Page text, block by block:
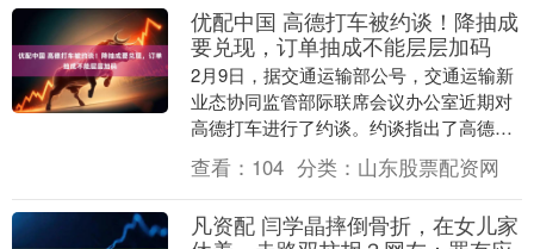
优配中国 高德打车被约谈！降抽成
要兑现，订单抽成不能层层加码
2月9日，据交通运输部公号，交通运输新
业态协同监管部际联席会议办公室近期对
高德打车进行了约谈。约谈指出了高德打
车对合作网约车平台管理不到位、压低运
价、应急处置不....
查看： 104 分类： 山东股票配资网
凡资配 闫学晶摔倒骨折，在女儿家